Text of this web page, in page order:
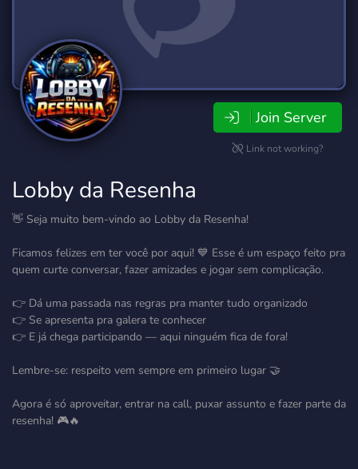
Join Server
Link not working?
Lobby da Resenha
👋 Seja muito bem-vindo ao Lobby da Resenha!
Ficamos felizes em ter você por aqui! 💙 Esse é um espaço feito pra
quem curte conversar, fazer amizades e jogar sem complicação.
👉 Dá uma passada nas regras pra manter tudo organizado
👉 Se apresenta pra galera te conhecer
👉 E já chega participando — aqui ninguém fica de fora!
Lembre-se: respeito vem sempre em primeiro lugar 🤝
Agora é só aproveitar, entrar na call, puxar assunto e fazer parte da
resenha! 🎮🔥